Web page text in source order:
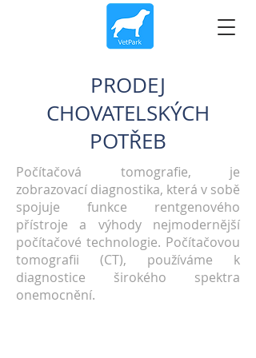
PRODEJ
CHOVATELSKÝCH
POTŘEB
Počítačová tomografie, je
zobrazovací diagnostika, která v sobě
spojuje funkce rentgenového
přístroje a výhody nejmodernější
počítačové technologie. Počítačovou
tomografii (CT), používáme k
diagnostice širokého spektra
onemocnění.